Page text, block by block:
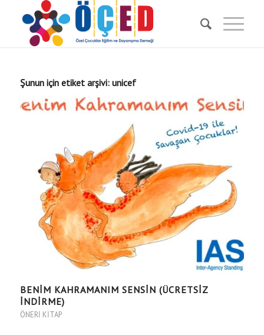
Şunun için etiket arşivi: unicef
BENIM KAHRAMANIM SENSIN (ÜCRETSIZ
İNDIRME)
ÖNERI KITAP